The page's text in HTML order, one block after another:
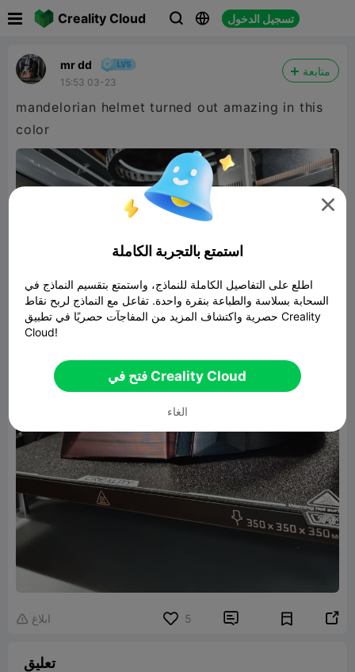
Creality Cloud   تسجيل الدخول
mr dd
15:53 03-23
متابعة
mandelorian helmet turned out amazing in this
color
 ابلاغ 5  
تعليق

استمتع بالتجربة الكاملة
اطلع على التفاصيل الكاملة للنماذج، واستمتع بتقسيم النماذج في
السحابة بسلاسة والطباعة بنقرة واحدة. تفاعل مع النماذج لربح نقاط
حصرية واكتشاف المزيد من المفاجآت حصريًا في تطبيق Creality
Cloud!
فتح في Creality Cloud
الغاء